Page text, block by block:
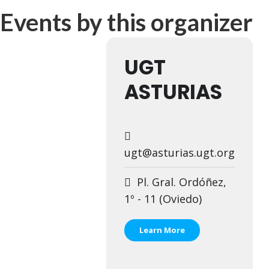
UGT aborda en
UGT Andalucía
Rivas acoge la
Javier Bueno, el
El historietista
El Ayuntamiento
Events by this organizer
UGT
ASTURIAS
ugt@asturias.ugt.org
Pl. Gral. Ordóñez,
1º - 11 (Oviedo)
Learn More